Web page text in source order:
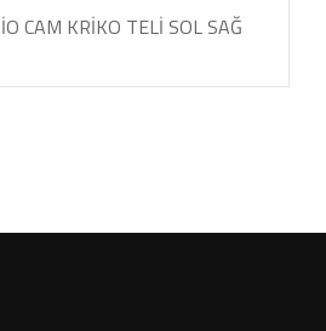
CAM KRİKO TELİ SOL SAĞ